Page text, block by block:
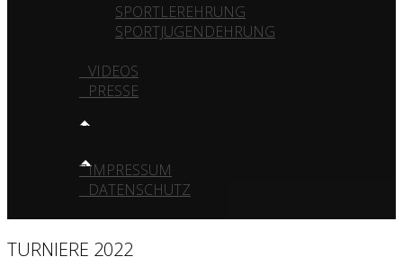
SPORTLEREHRUNG
SPORTJUGENDEHRUNG
VIDEOS
PRESSE
KONTAKT
IMPRESSUM
DATENSCHUTZ
TURNIERE 2022